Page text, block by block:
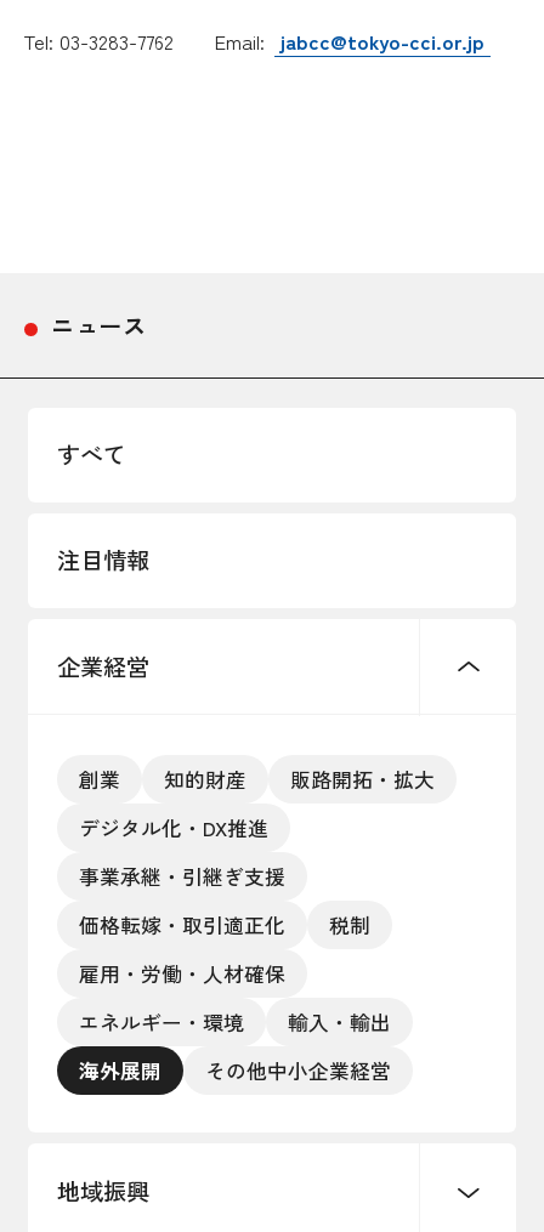
Tel: 03-3283-7762
Email: jabcc@tokyo-cci.or.jp
ニュース
すべて
注目情報
企業経営
創業 知的財産
販路開拓・拡大
デジタル化・DX推進
事業承継・引継ぎ支援
価格転嫁・取引適正化
税制
雇用・労働・人材確保
エネルギー・環境
輸入・輸出
海外展開
その他中小企業経営
地域振興